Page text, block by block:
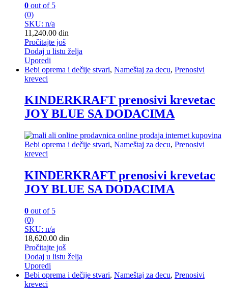
0 out of 5
(0)
SKU: n/a
11,240.00 din
Pročitajte još
Dodaj u listu želja
Uporedi
Bebi oprema i dečije stvari, Nameštaj za decu, Prenosivi
kreveci
KINDERKRAFT prenosivi krevetac
JOY BLUE SA DODACIMA
Bebi oprema i dečije stvari, Nameštaj za decu, Prenosivi
kreveci
KINDERKRAFT prenosivi krevetac
JOY BLUE SA DODACIMA
0 out of 5
(0)
SKU: n/a
18,620.00 din
Pročitajte još
Dodaj u listu želja
Uporedi
Bebi oprema i dečije stvari, Nameštaj za decu, Prenosivi
kreveci